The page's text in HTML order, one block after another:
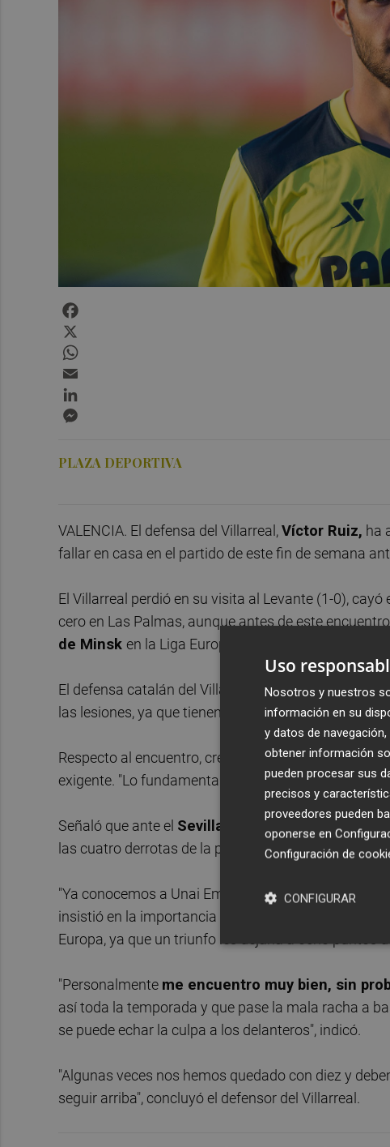
PLAZA DEPORTIVA
VALENCIA. El defensa del Villarreal,Víctor Ruiz, ha
fallar en casa en el partido de este fin de semana
El Villarreal perdió en su visita al Levante (1-0),
cero en Las Palmas, aunque antes de este
de Minsk en la Liga Europa.
El defensa catalán del Villarreal señaló que en la
las lesiones, ya que tienen mucha gente tocada de
Respecto al encuentro, cree que lo importante es
exigente. "Lo fundamental es recuperar nuestro
Señaló que ante el Sevilla tienen las ganas de
las cuatro derrotas de la pasada campaña, pueden
"Ya conocemos a Unai Emery y a sus jugadores y
insistió en la importancia de la victoria ante un
Europa, ya que un triunfo les dejaría a ocho puntos
"Personalmente me encuentro muy bien, sin
así toda la temporada y que pase la mala racha a
se puede echar la culpa a los delanteros", indicó.
"Algunas veces nos hemos quedado con diez y
seguir arriba", concluyó el defensor del Villarreal.
Uso
Nosotros y nuestros
información en su
y datos de
obtener información
pueden procesar sus
precisos y
proveedores pueden
oponerse en
Configuración de
CONFIGURAR